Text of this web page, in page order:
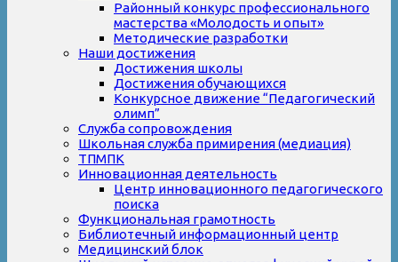
Районный конкурс профессионального
мастерства «Молодость и опыт»
Методические разработки
Наши достижения
Достижения школы
Достижения обучающихся
Конкурсное движение “Педагогический
олимп”
Служба сопровождения
Школьная служба примирения (медиация)
ТПМПК
Инновационная деятельность
Центр инновационного педагогического
поиска
Функциональная грамотность
Библиотечный информационный центр
Медицинский блок